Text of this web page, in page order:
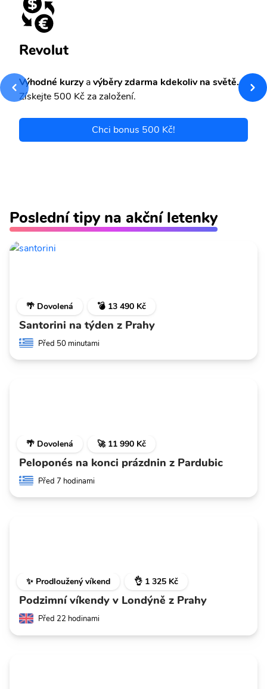
Revolut
Výhodné kurzyavýběry zdarma kdekoliv na světě.
Získejte 500 Kč za založení.
Chci bonus 500 Kč!
Poslední tipy na akční letenky
🌴 Dovolená 💣 13 490 Kč
Santorini na týden z Prahy
Před 50 minutami
🌴 Dovolená 🚀 11 990 Kč
Peloponés na konci prázdnin z Pardubic
Před 7 hodinami
✨ Prodloužený víkend 👌 1 325 Kč
Podzimní víkendy v Londýně z Prahy
Před 22 hodinami